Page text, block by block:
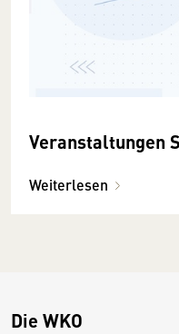
Veranstaltungen
Weiterlesen
Die WKO